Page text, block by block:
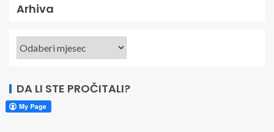
Arhiva
DA LI STE PROČITALI?